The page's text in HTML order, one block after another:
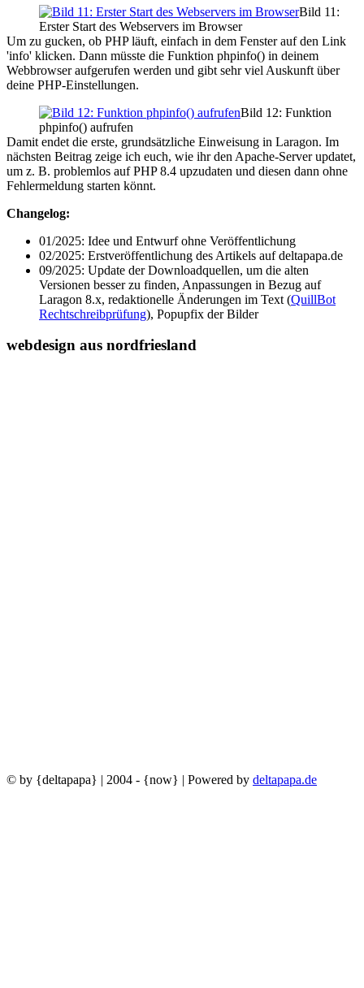
Bild 11:
Erster Start des Webservers im Browser
Um zu gucken, ob PHP läuft, einfach in dem Fenster auf den Link
'info' klicken. Dann müsste die Funktion phpinfo() in deinem
Webbrowser aufgerufen werden und gibt sehr viel Auskunft über
deine PHP-Einstellungen.
Bild 12: Funktion
phpinfo() aufrufen
Damit endet die erste, grundsätzliche Einweisung in Laragon. Im
nächsten Beitrag zeige ich euch, wie ihr den Apache-Server updatet,
um z. B. problemlos auf PHP 8.4 upzudaten und diesen dann ohne
Fehlermeldung starten könnt.
Changelog:
01/2025: Idee und Entwurf ohne Veröffentlichung
02/2025: Erstveröffentlichung des Artikels auf deltapapa.de
09/2025: Update der Downloadquellen, um die alten
Versionen besser zu finden, Anpassungen in Bezug auf
Laragon 8.x, redaktionelle Änderungen im Text (QuillBot
Rechtschreibprüfung), Popupfix der Bilder
webdesign aus nordfriesland
© by {deltapapa} | 2004 - {now} | Powered by deltapapa.de